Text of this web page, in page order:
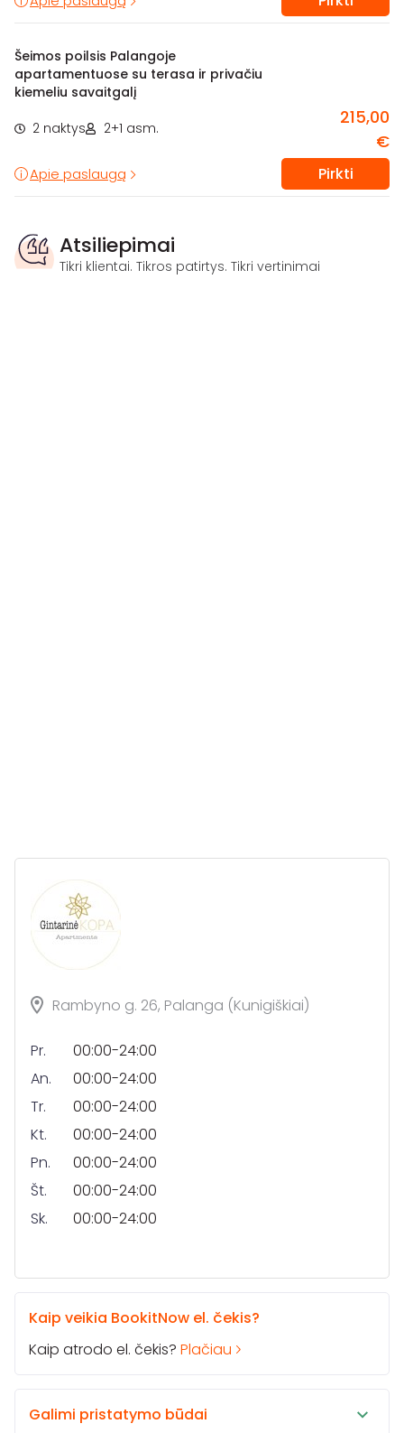
Šeimos poilsis Palangoje
apartamentuose su terasa ir privačiu
kiemeliu savaitgalį
2 naktys 2+1 asm.
215,00
€
Apie paslaugą Pirkti
Atsiliepimai
Tikri klientai. Tikros patirtys. Tikri vertinimai
Rambyno g. 26, Palanga (Kunigiškiai)
Pr.
00:00-24:00
An.
00:00-24:00
Tr.
00:00-24:00
Kt.
00:00-24:00
Pn.
00:00-24:00
Št.
00:00-24:00
Sk.
00:00-24:00
Kaip veikia BookitNow el. čekis?
Kaip atrodo el. čekis? Plačiau
Galimi pristatymo būdai